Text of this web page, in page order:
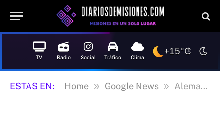
TV Radio Social Tráfico Clima
+15°C
ESTAS EN: Home » Google News » Alemania vs. Paraguay en 16avos de final del Mundial 2026, en vivo: resultado, goles y más – CNN en Español